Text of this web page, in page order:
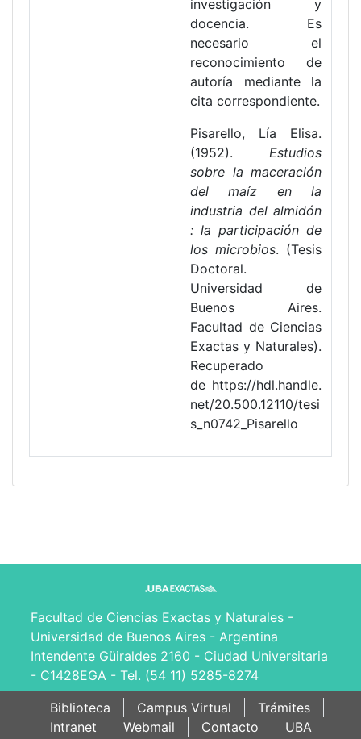
investigación y
docencia. Es
necesario el
reconocimiento de
autoría mediante la
cita correspondiente.
Pisarello, Lía Elisa.
(1952). Estudios
sobre la maceración
del maíz en la
industria del almidón
: la participación de
los microbios. (Tesis
Doctoral.
Universidad de
Buenos Aires.
Facultad de Ciencias
Exactas y Naturales).
Recuperado
de https://hdl.handle.
net/20.500.12110/tesi
s_n0742_Pisarello
Facultad de Ciencias Exactas y Naturales -
Universidad de Buenos Aires - Argentina
Intendente Güiraldes 2160 - Ciudad Universitaria
- C1428EGA - Tel. (54 11) 5285-8274
Biblioteca
Campus Virtual
Trámites
Intranet
Webmail Contacto UBA